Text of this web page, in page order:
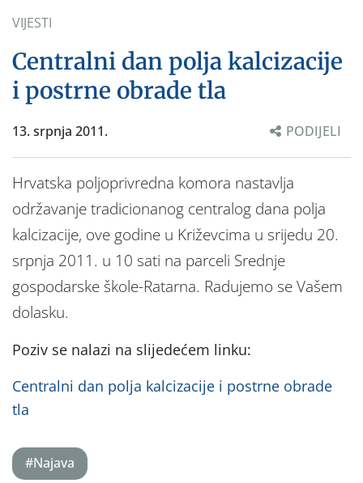
VIJESTI
Centralni dan polja kalcizacije
i postrne obrade tla
13. srpnja 2011. PODIJELI
Hrvatska poljoprivredna komora nastavlja
održavanje tradicionanog centralog dana polja
kalcizacije, ove godine u Križevcima u srijedu 20.
srpnja 2011. u 10 sati na parceli Srednje
gospodarske škole-Ratarna. Radujemo se Vašem
dolasku.
Poziv se nalazi na slijedećem linku:
Centralni dan polja kalcizacije i postrne obrade
tla
#Najava